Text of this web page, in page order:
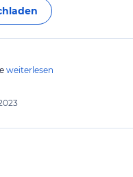
weiterlesen